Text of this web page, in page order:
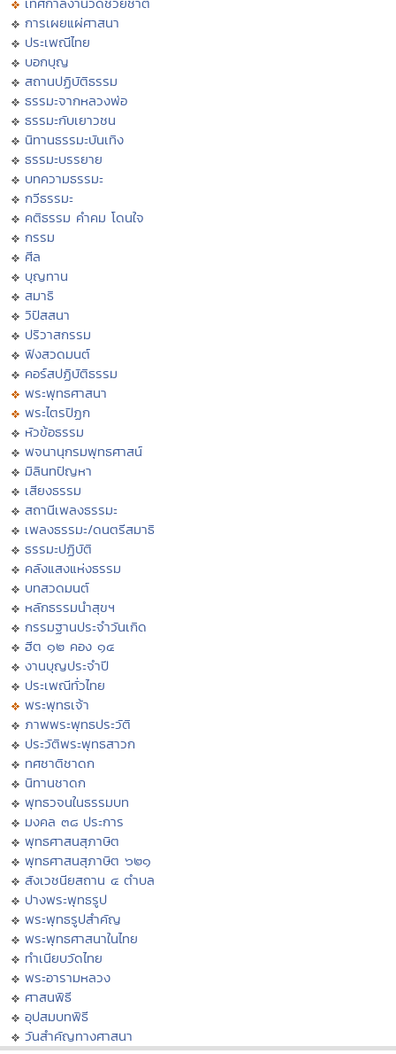
การเผยแผ่ศาสนา
ประเพณีไทย
บอกบุญ
สถานปฏิบัติธรรม
ธรรมะจากหลวงพ่อ
ธรรมะกับเยาวชน
นิทานธรรมะบันเทิง
ธรรมะบรรยาย
บทความธรรมะ
กวีธรรมะ
คติธรรม คำคม โดนใจ
กรรม
ศีล
บุญทาน
สมาธิ
วิปัสสนา
ปริวาสกรรม
ฟังสวดมนต์
คอร์สปฏิบัติธรรม
พระพุทธศาสนา
พระไตรปิฏก
หัวข้อธรรม
พจนานุกรมพุทธศาสน์
มิลินทปัญหา
เสียงธรรม
สถานีเพลงธรรมะ
เพลงธรรมะ/ดนตรีสมาธิ
ธรรมะปฏิบัติ
คลังแสงแห่งธรรม
บทสวดมนต์
หลักธรรมนำสุขฯ
กรรมฐานประจำวันเกิด
ฮีต ๑๒ คอง ๑๔
งานบุญประจำปี
ประเพณีทั่วไทย
พระพุทธเจ้า
ภาพพระพุทธประวัติ
ประวัติพระพุทธสาวก
ทศชาติชาดก
นิทานชาดก
พุทธวจนในธรรมบท
มงคล ๓๘ ประการ
พุทธศาสนสุภาษิต
พุทธศาสนสุภาษิต ๖๒๑
สังเวชนียสถาน ๔ ตำบล
ปางพระพุทธรูป
พระพุทธรูปสำคัญ
พระพุทธศาสนาในไทย
ทำเนียบวัดไทย
พระอารามหลวง
ศาสนพิธี
อุปสมบทพิธี
วันสำคัญทางศาสนา